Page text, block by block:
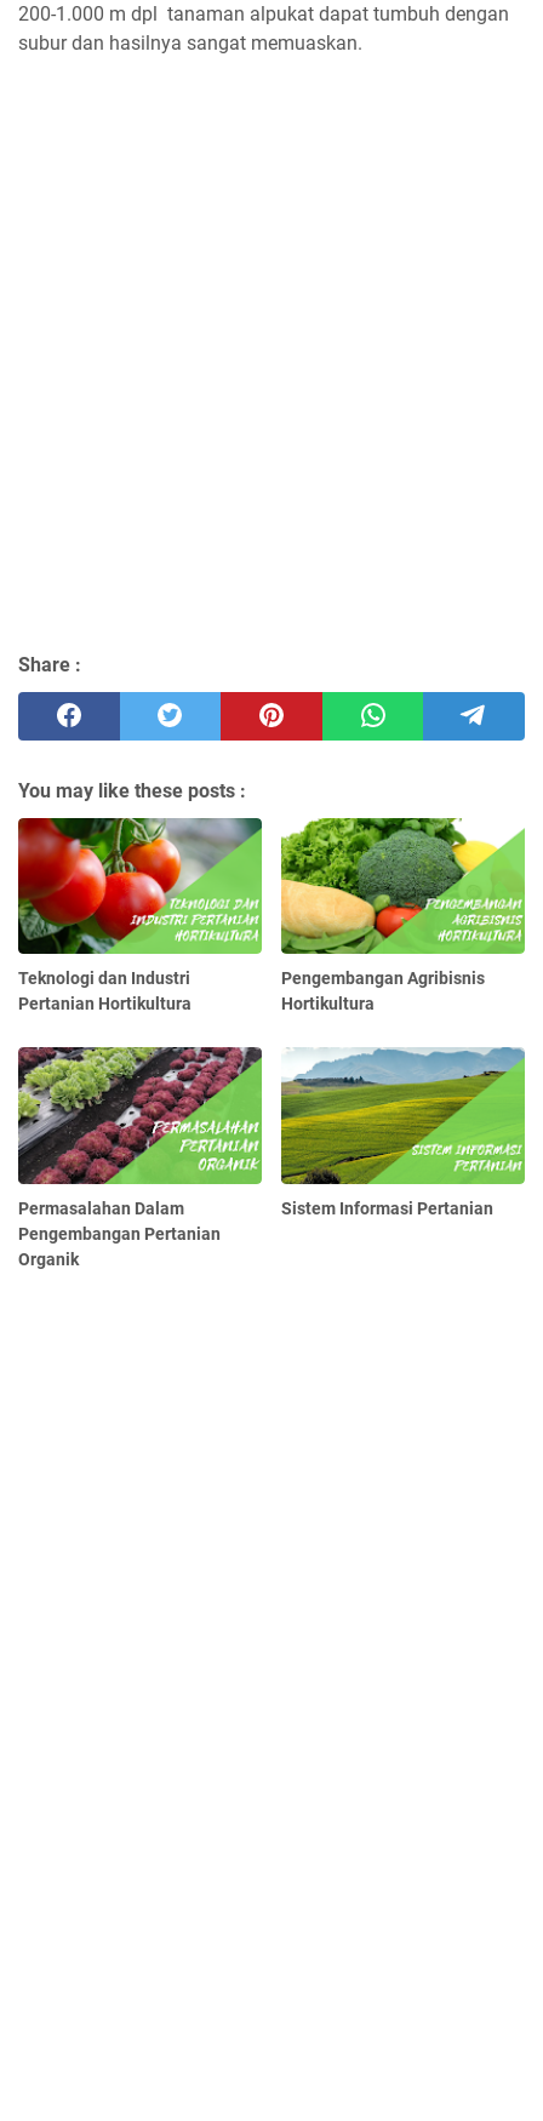
200-1.000 m dpl tanaman alpukat dapat tumbuh dengan
subur dan hasilnya sangat memuaskan.
Share :
You may like these posts :
Teknologi dan Industri
Pertanian Hortikultura
Pengembangan Agribisnis
Hortikultura
Permasalahan Dalam
Pengembangan Pertanian
Organik
Sistem Informasi Pertanian